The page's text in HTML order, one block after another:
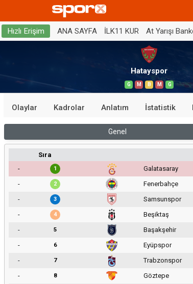
Hızlı Erişim ANA SAYFA İLK11 KUR At Yarışı
Hatayspor
G M B M G
Olaylar Kadrolar Anlatım İstatistik
Genel
Sıra
-
1 Galatasaray
-
2 Fenerbahçe
-
3 Samsunspor
-
4 Beşiktaş
-
5 Başakşehir
-
6 Eyüpspor
-
7 Trabzonspor
-
8 Göztepe